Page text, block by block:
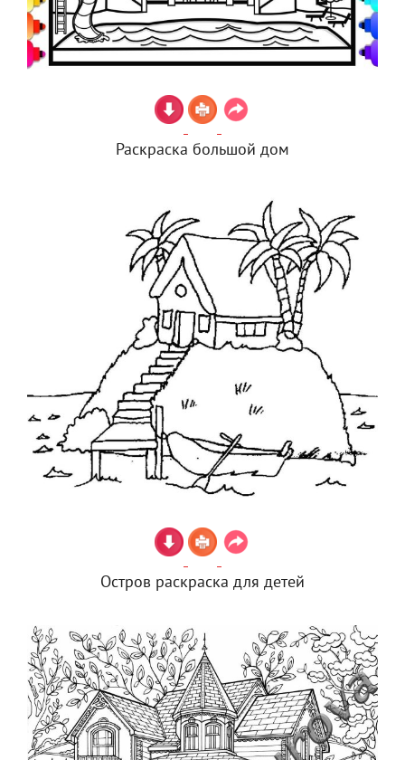
Раскраска большой дом
Остров раскраска для детей